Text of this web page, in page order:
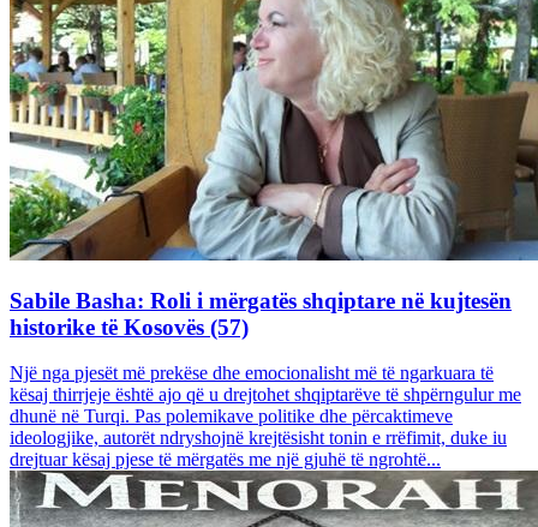
Sabile Basha: Roli i mërgatës shqiptare në kujtesën
historike të Kosovës (57)
Një nga pjesët më prekëse dhe emocionalisht më të ngarkuara të
kësaj thirrjeje është ajo që u drejtohet shqiptarëve të shpërngulur me
dhunë në Turqi. Pas polemikave politike dhe përcaktimeve
ideologjike, autorët ndryshojnë krejtësisht tonin e rrëfimit, duke iu
drejtuar kësaj pjese të mërgatës me një gjuhë të ngrohtë...